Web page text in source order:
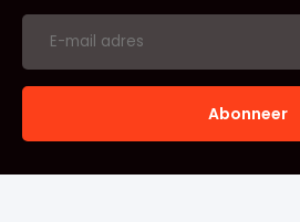
Abonneer